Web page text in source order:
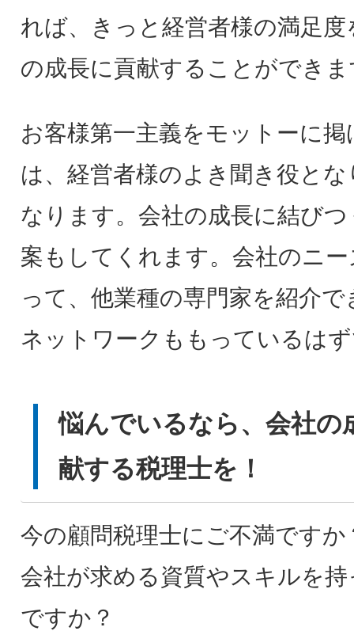
れば、きっと経営者様の満足度
の成長に貢献することができ
お客様第一主義をモットーに掲
は、経営者様のよき聞き役と
なります。会社の成長に結び
案もしてくれます。会社のニ
って、他業種の専門家を紹介
ネットワークももっているは
悩んでいるなら、会社の
献する税理士を！
今の顧問税理士にご不満ですか
会社が求める資質やスキルを
ですか？